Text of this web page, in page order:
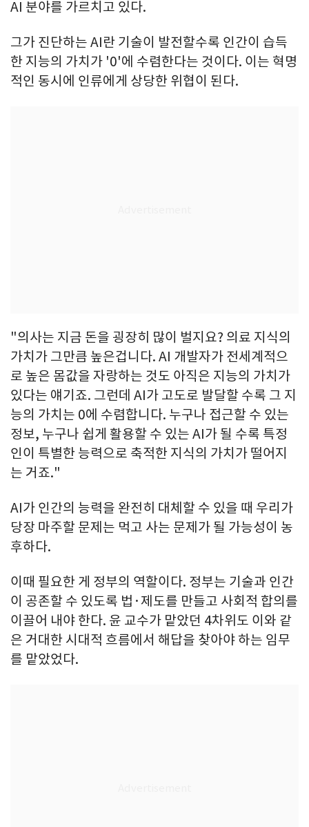
AI 분야를 가르치고 있다.
그가 진단하는 AI란 기술이 발전할수록 인간이 습득
한 지능의 가치가 '0'에 수렴한다는 것이다. 이는 혁명
적인 동시에 인류에게 상당한 위협이 된다.
"의사는 지금 돈을 굉장히 많이 벌지요? 의료 지식의
가치가 그만큼 높은겁니다. AI 개발자가 전세계적으
로 높은 몸값을 자랑하는 것도 아직은 지능의 가치가
있다는 얘기죠. 그런데 AI가 고도로 발달할 수록 그 지
능의 가치는 0에 수렴합니다. 누구나 접근할 수 있는
정보, 누구나 쉽게 활용할 수 있는 AI가 될 수록 특정
인이 특별한 능력으로 축적한 지식의 가치가 떨어지
는 거죠."
AI가 인간의 능력을 완전히 대체할 수 있을 때 우리가
당장 마주할 문제는 먹고 사는 문제가 될 가능성이 농
후하다.
이때 필요한 게 정부의 역할이다. 정부는 기술과 인간
이 공존할 수 있도록 법·제도를 만들고 사회적 합의를
이끌어 내야 한다. 윤 교수가 맡았던 4차위도 이와 같
은 거대한 시대적 흐름에서 해답을 찾아야 하는 임무
를 맡았었다.